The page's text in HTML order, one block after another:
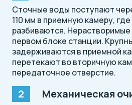
Сточные воды поступают
110 мм в приемную камеру,
разбиваются.
первом блоке станции.
задерживаются в приемной
перетекают во вторичную
передаточное отверстие.
Механическая